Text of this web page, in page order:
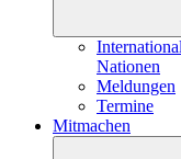
Nationen
Meldungen
Termine
Mitmachen